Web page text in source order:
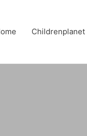
Childrenplanet